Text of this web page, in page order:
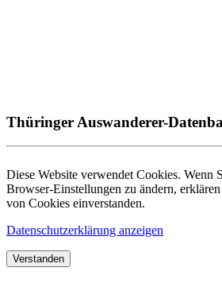
Thüringer Auswanderer-
Diese Website verwendet Cookies. Wenn
Browser-Einstellungen zu ändern,
von Cookies einverstanden.
Datenschutzerklärung anzeigen
Verstanden